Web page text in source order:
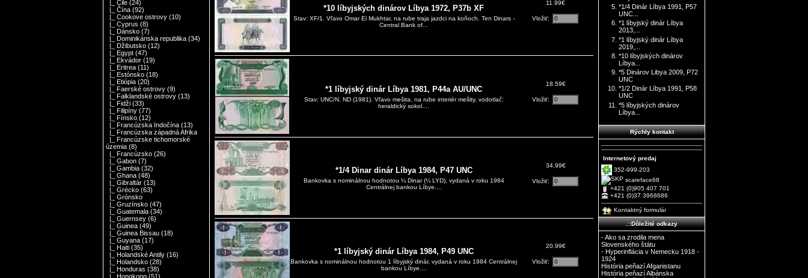
|_ Čile (24)
|_ Čína (92)
|_ Cookove ostrovy (10)
|_ Cyprus (8)
|_ Dánsko (7)
|_ Dominikánska republika (34)
|_ Džibutsko (12)
|_ Egypt (47)
|_ Ekvádor (19)
|_ Eritrea (11)
|_ Estónsko (18)
|_ Etiópia (20)
|_ Faerské ostrovy (9)
|_ Falklandské ostrovy (13)
|_ Fidži (33)
|_ Filipíny (77)
|_ Fínsko (12)
|_ Francúzska Indočína (13)
|_ Francúzska západná Afrika
|_ Francúzske tichomorské
územia (8)
|_ Francúzsko (26)
|_ Gabon (7)
|_ Gambia (32)
|_ Ghana (48)
|_ Gibraltár (13)
|_ Grécko (63)
|_ Grónsko
|_ Gruzínsko (47)
|_ Guatemala (34)
|_ Guernsey (6)
|_ Guinea (49)
|_ Guinea Bissau (18)
|_ Guyana (17)
|_ Haiti (35)
|_ Holandské Antily (16)
|_ Holandsko (28)
|_ Honduras (38)
|_ Hongkong (51)
*10 líbyjských dinárov Líbya 1972, P37b XF
Stav: XF/1. Vľavo Omar El Mukhtar, na rube traja jazdci na koňoch. Ten Dinars -
Central Bank of...
11.99€
Vložiť:
*1 líbyjský dinár Líbya 1981, P44a AU/UNC
Stav: UNC/N. ND (1981). Vľavo mešita, na rube interiér mešity, vodotlač:
heraldický sokol....
18.59€
Vložiť:
*1/4 Dinar dinár Líbya 1984, P47 UNC
Bankovka s nominálnou hodnotou ¼ Dinar (¼ LYD), vydaná v roku 1984
Centrálnej bankou Líbye....
34.99€
Vložiť:
*1 líbyjský dinár Líbya 1984, P49 UNC
Bankovka s nominálnou hodnotou 1 líbyjský dinár, vydaná v roku 1984 Centrálnej
bankou Líbye....
20.99€
Vložiť:
*1/4 Dinár Líbya 1991, P57
UNC...
*1 líbyjský dinár Líbya
2013,...
*1 líbyjský dinár Líbya
2019,...
*10 líbyjských dinárov
Líbya...
*5 Dinárov Libya 2009, P72
UNC
*1/2 Dinár Líbya 1991, P58
UNC
*5 líbyjských dinárov
Líbya...
Rýchly kontakt
Internetový predaj
352-999-203
scareface68
+421 (0)905 407 701
+421 (0)37 3968686
Kontaktný formulár
.::Dôležité odkazy
- Ako sa zrodila mena
Slovenského štátu
- Hyperinflácia v Nemecku 1918 -
1924
História peňazí Afganistanu
História peňazí Albánska